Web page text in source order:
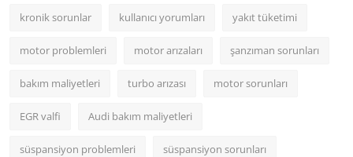
kronik sorunlar kullanıcı yorumları yakıt tüketimi
motor problemleri motor arızaları şanzıman sorunları
bakım maliyetleri turbo arızası motor sorunları
EGR valfi Audi bakım maliyetleri
süspansiyon problemleri süspansiyon sorunları